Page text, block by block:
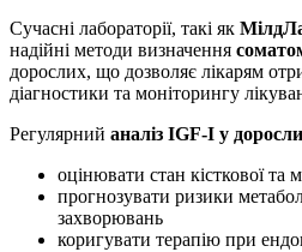
Сучасні лабораторії, такі як
надійні методи визначення
дорослих, що дозволяє лікарям
діагностики та моніторингу
Регулярний аналіз IGF-I у
оцінювати стан кісткової та
прогнозувати ризики
захворювань
коригувати терапію при